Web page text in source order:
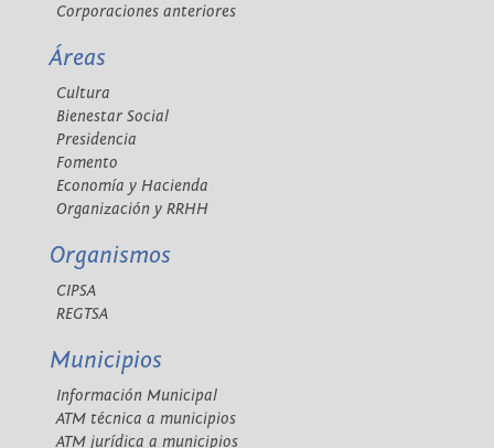
Corporaciones anteriores
Áreas
Cultura
Bienestar Social
Presidencia
Fomento
Economía y Hacienda
Organización y RRHH
Organismos
CIPSA
REGTSA
Municipios
Información Municipal
ATM técnica a municipios
ATM jurídica a municipios